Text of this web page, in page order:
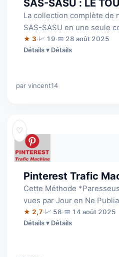
SAS-SASU : LE
La collection complète de
SAS-SASU en une seule
1000 pages de conseils,
★ 3·📈 19·📅 28 août 2025
Détails
par vincent14
♡
Pinterest Trafic
Cette Méthode
vues par Jour en Ne
Semaine, copiez mon
★ 2,7·📈 58·📅 14 août 2025
Détails